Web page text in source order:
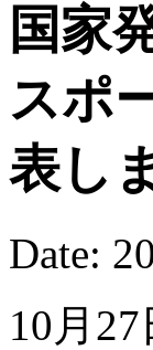
国家
スポ
表し
Date:
10月